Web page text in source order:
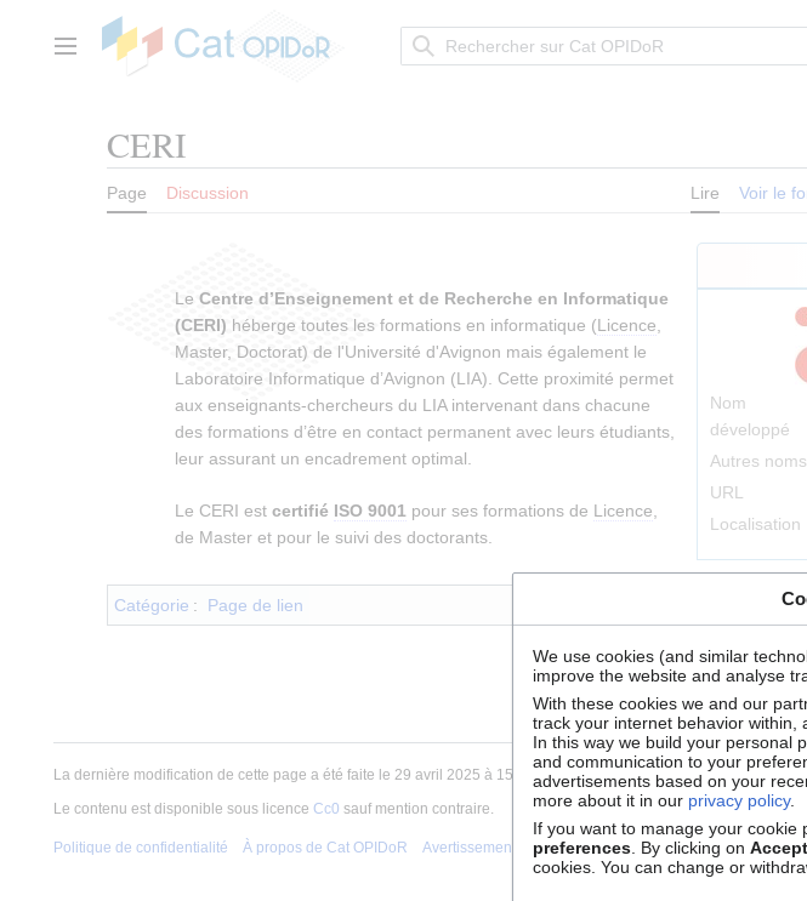
contenuMenu principal
CERI
Page Discussion Lire Voir le
Nom
développé
Autres noms
URL
Localisation
Le Centre d’Enseignement et de Recherche en Informatique
(CERI) héberge toutes les formations en informatique (Licence
Master, Doctorat) de l'Université d'Avignon mais également le
Laboratoire Informatique d’Avignon (LIA). Cette proximité permet
aux enseignants-chercheurs du LIA intervenant dans chacune
des formations d’être en contact permanent avec leurs étudiants,
leur assurant un encadrement optimal.
Le CERI est certifié ISO 9001 pour ses formations de Licence
de Master et pour le suivi des doctorants.
Catégorie : Page de lien
La dernière modification de cette page a été faite le 29 avril 2025 à 15:10.
Le contenu est disponible sous licence Cc0 sauf mention contraire.
Politique de confidentialité À propos de Cat OPIDoR Avertissements Contact Version mobile Manage
We use cookies (and similar
improve the website and analyse
With these cookies we and our
track your internet behavior within,
In this way we build your personal
and communication to your
advertisements based on your
more about it in our privacy policy.
If you want to manage your cookie
preferences . By clicking on
cookies. You can change or